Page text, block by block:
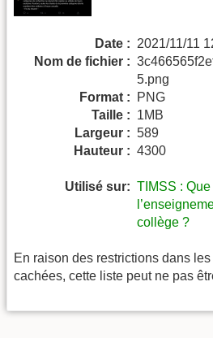
Date : 2021/11/11
Nom de fichier :
5.png
Format :
PNG
Taille : 1MB
Largeur : 589
Hauteur : 4300
Utilisé sur: TIMSS :
collège ?
En raison des restrictions dans
cachées, cette liste peut ne pas